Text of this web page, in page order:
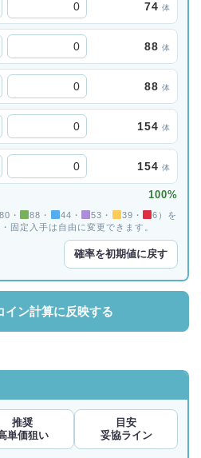
74 体
88 体
88 体
154 体
154 体
100%
80・ 88・ 44・ 53・ 39・
6）を
固定入手は自由に変更できます。
確率を初期値に戻す
イン計算に反映する
推奨
単価狙い
目安
妥協ライン